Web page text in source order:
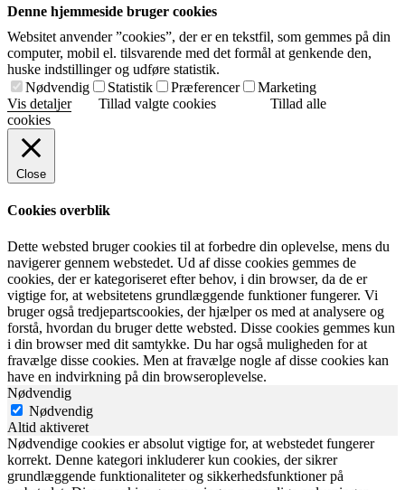
Denne hjemmeside bruger cookies
Websitet anvender ”cookies”, der er en tekstfil, som gemmes på din
computer, mobil el. tilsvarende med det formål at genkende den,
huske indstillinger og udføre statistik.
Nødvendig
Statistik Præferencer
Marketing
Vis detaljer
Tillad valgte cookies
Tillad alle
cookies
Close
Cookies overblik
Dette websted bruger cookies til at forbedre din oplevelse, mens du
navigerer gennem webstedet. Ud af disse cookies gemmes de
cookies, der er kategoriseret efter behov, i din browser, da de er
vigtige for, at websitetens grundlæggende funktioner fungerer. Vi
bruger også tredjepartscookies, der hjælper os med at analysere og
forstå, hvordan du bruger dette websted. Disse cookies gemmes kun
i din browser med dit samtykke. Du har også muligheden for at
fravælge disse cookies. Men at fravælge nogle af disse cookies kan
have en indvirkning på din browseroplevelse.
Nødvendig
Nødvendig
Altid aktiveret
Nødvendige cookies er absolut vigtige for, at webstedet fungerer
korrekt. Denne kategori inkluderer kun cookies, der sikrer
grundlæggende funktionaliteter og sikkerhedsfunktioner på